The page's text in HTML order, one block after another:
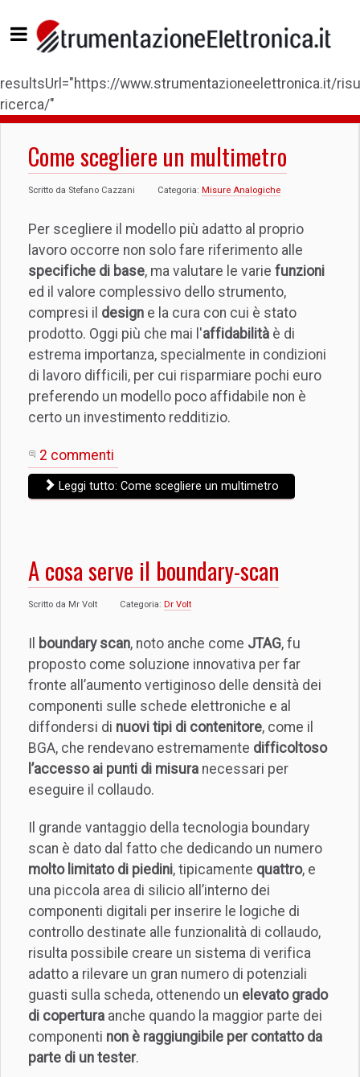
resultsUrl="https://www.strumentazioneelettronica.it/
ricerca/"
Come scegliere un multimetro
Scritto da Stefano Cazzani Categoria: Misure Analogiche
Per scegliere il modello più adatto al proprio
lavoro occorre non solo fare riferimento alle
specifiche di base, ma valutare le varie funzioni
ed il valore complessivo dello strumento,
compresi il design e la cura con cui è stato
prodotto. Oggi più che mai l'affidabilità è di
estrema importanza, specialmente in condizioni
di lavoro difficili, per cui risparmiare pochi euro
preferendo un modello poco affidabile non è
certo un investimento redditizio.
2 commenti
Leggi tutto: Come scegliere un multimetro
A cosa serve il boundary-scan
Scritto da Mr Volt Categoria: Dr Volt
boundary scan, noto anche come JTAG, fu
proposto come soluzione innovativa per far
fronte all’aumento vertiginoso delle densità dei
componenti sulle schede elettroniche e al
diffondersi di nuovi tipi di contenitore, come il
BGA, che rendevano estremamente difficoltoso
l’accesso ai punti di misura necessari per
eseguire il collaudo.
Il grande vantaggio della tecnologia boundary
scan è dato dal fatto che dedicando un numero
molto limitato di piedini, tipicamente quattro, e
una piccola area di silicio all’interno dei
componenti digitali per inserire le logiche di
controllo destinate alle funzionalità di collaudo,
risulta possibile creare un sistema di verifica
adatto a rilevare un gran numero di potenziali
guasti sulla scheda, ottenendo un elevato grado
di copertura anche quando la maggior parte dei
componenti non è raggiungibile per contatto da
parte di un tester.